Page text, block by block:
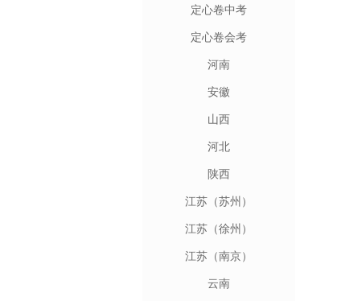
定心卷中考
定心卷会考
河南
安徽
山西
河北
陕西
江苏（苏州）
江苏（徐州）
江苏（南京）
云南